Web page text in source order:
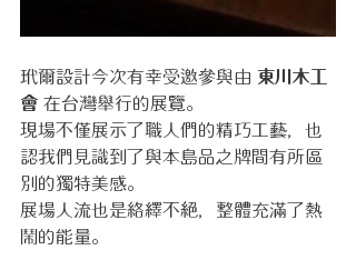
玳爾設計今次有幸受邀參與由 東川木工
會 在台灣舉行的展覽。
現場不僅展示了職人們的精巧工藝，也
認我們見識到了與本島品之牌間有所區
別的獨特美感。
展場人流也是絡繹不絕，整體充滿了熱
鬧的能量。